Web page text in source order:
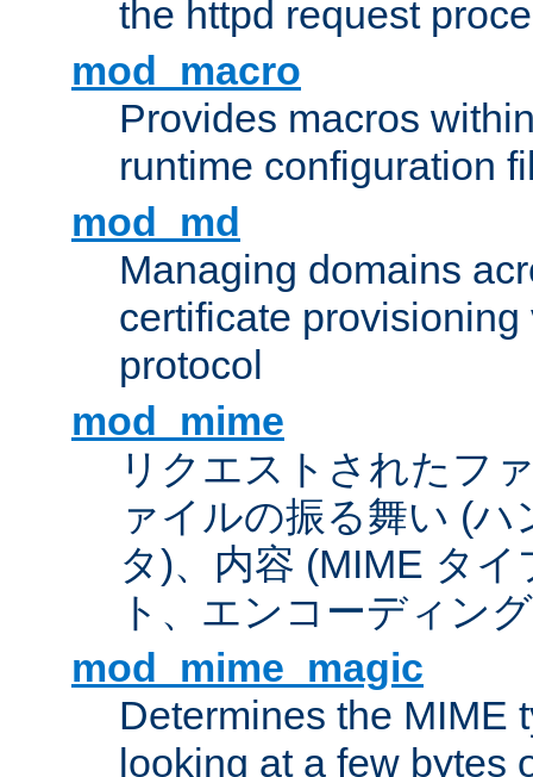
the httpd request
mod_macro
Provides macros
runtime configuration
mod_md
Managing domains
certificate provisioning
protocol
mod_mime
リクエストされたフ
ァイルの振る舞い (
タ)、内容 (MIME タ
ト、エンコーディン
mod_mime_magic
Determines the MIME
looking at a few bytes